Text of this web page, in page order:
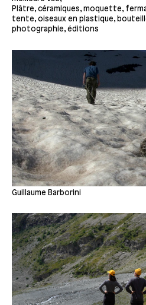
Plâtre, céramiques, moquette,
tente, oiseaux en plastique,
photographie, éditions
Guillaume Barborini